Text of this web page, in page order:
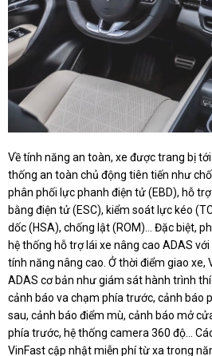
Về tính năng an toàn, xe được trang bị
thống an toàn chủ động tiên tiến như
phân phối lực phanh điện tử (EBD), hỗ
bằng điện tử (ESC), kiểm soát lực kéo
dốc (HSA), chống lật (ROM)… Đặc biệt,
hệ thống hỗ trợ lái xe nâng cao ADAS
tính năng nâng cao. Ở thời điểm giao xe,
ADAS cơ bản như giám sát hành trình
cảnh báo va chạm phía trước, cảnh báo
sau, cảnh báo điểm mù, cảnh báo mở
phía trước, hệ thống camera 360 độ...
VinFast cập nhật miễn phí từ xa trong